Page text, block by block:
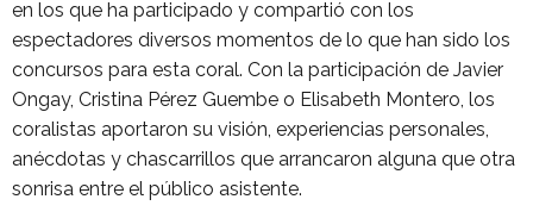
en los que ha participado y compartió con los
espectadores diversos momentos de lo que han sido los
concursos para esta coral. Con la participación de Javier
Ongay, Cristina Pérez Guembe o Elisabeth Montero, los
coralistas aportaron su visión, experiencias personales,
anécdotas y chascarrillos que arrancaron alguna que otra
sonrisa entre el público asistente.